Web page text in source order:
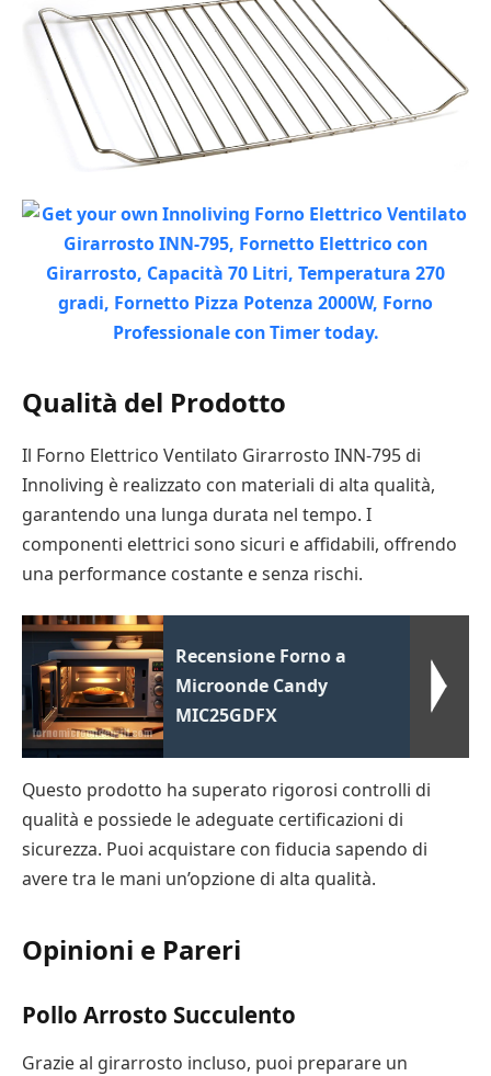
Qualità del Prodotto
Il Forno Elettrico Ventilato Girarrosto INN-795 di
Innoliving è realizzato con materiali di alta qualità,
garantendo una lunga durata nel tempo. I
componenti elettrici sono sicuri e affidabili, offrendo
una performance costante e senza rischi.
Recensione Forno a
Microonde Candy
MIC25GDFX
Questo prodotto ha superato rigorosi controlli di
qualità e possiede le adeguate certificazioni di
sicurezza. Puoi acquistare con fiducia sapendo di
avere tra le mani un’opzione di alta qualità.
Opinioni e Pareri
Pollo Arrosto Succulento
Grazie al girarrosto incluso, puoi preparare un